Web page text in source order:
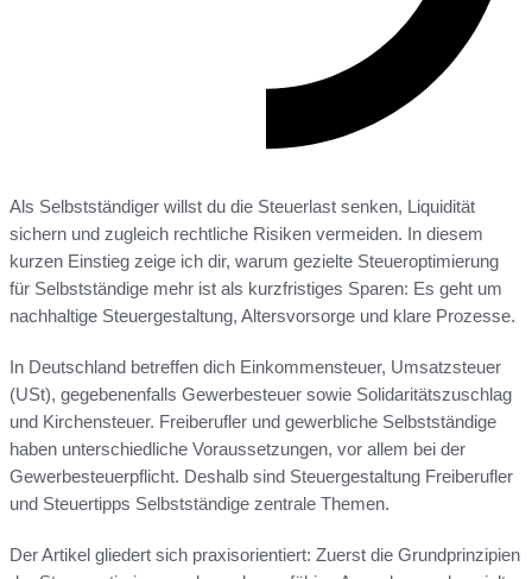
Als Selbstständiger willst du die Steuerlast senken, Liquidität
sichern und zugleich rechtliche Risiken vermeiden. In diesem
kurzen Einstieg zeige ich dir, warum gezielte Steueroptimierung
für Selbstständige mehr ist als kurzfristiges Sparen: Es geht um
nachhaltige Steuergestaltung, Altersvorsorge und klare Prozesse.
In Deutschland betreffen dich Einkommensteuer, Umsatzsteuer
(USt), gegebenenfalls Gewerbesteuer sowie Solidaritätszuschlag
und Kirchensteuer. Freiberufler und gewerbliche Selbstständige
haben unterschiedliche Voraussetzungen, vor allem bei der
Gewerbesteuerpflicht. Deshalb sind Steuergestaltung Freiberufler
und Steuertipps Selbstständige zentrale Themen.
Der Artikel gliedert sich praxisorientiert: Zuerst die Grundprinzipien